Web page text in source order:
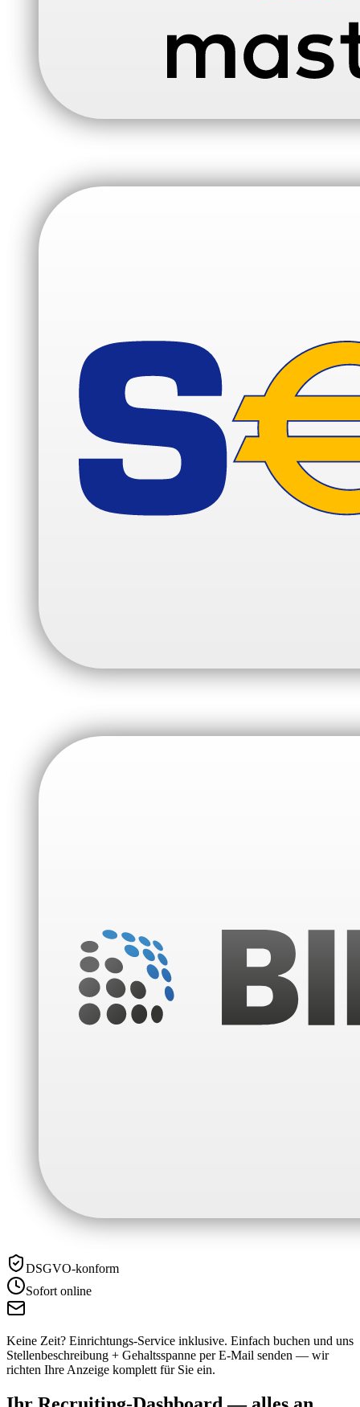
DSGVO-konform
Sofort online
Keine Zeit? Einrichtungs-Service inklusive. Einfach buchen und uns
Stellenbeschreibung + Gehaltsspanne per E-Mail senden — wir
richten Ihre Anzeige komplett für Sie ein.